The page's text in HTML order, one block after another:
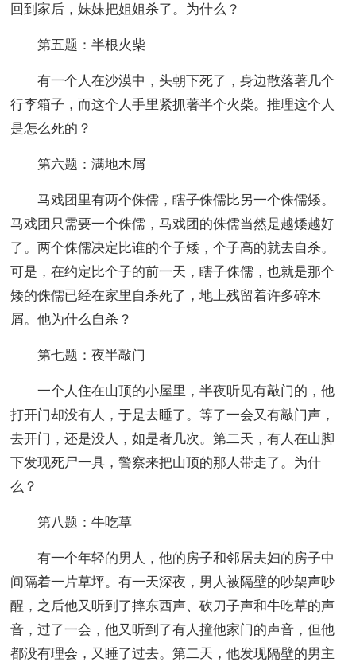
回到家后，妹妹把姐姐杀了。为什么？
第五题：半根火柴
有一个人在沙漠中，头朝下死了，身边散落著几个
行李箱子，而这个人手里紧抓著半个火柴。推理这个人
是怎么死的？
第六题：满地木屑
马戏团里有两个侏儒，瞎子侏儒比另一个侏儒矮。
马戏团只需要一个侏儒，马戏团的侏儒当然是越矮越好
了。两个侏儒决定比谁的个子矮，个子高的就去自杀。
可是，在约定比个子的前一天，瞎子侏儒，也就是那个
矮的侏儒已经在家里自杀死了，地上残留着许多碎木
屑。他为什么自杀？
第七题：夜半敲门
一个人住在山顶的小屋里，半夜听见有敲门的，他
打开门却没有人，于是去睡了。等了一会又有敲门声，
去开门，还是没人，如是者几次。第二天，有人在山脚
下发现死尸一具，警察来把山顶的那人带走了。为什
么？
第八题：牛吃草
有一个年轻的男人，他的房子和邻居夫妇的房子中
间隔着一片草坪。有一天深夜，男人被隔壁的吵架声吵
醒，之后他又听到了摔东西声、砍刀子声和牛吃草的声
音，过了一会，他又听到了有人撞他家门的声音，但他
都没有理会，又睡了过去。第二天，他发现隔壁的男主